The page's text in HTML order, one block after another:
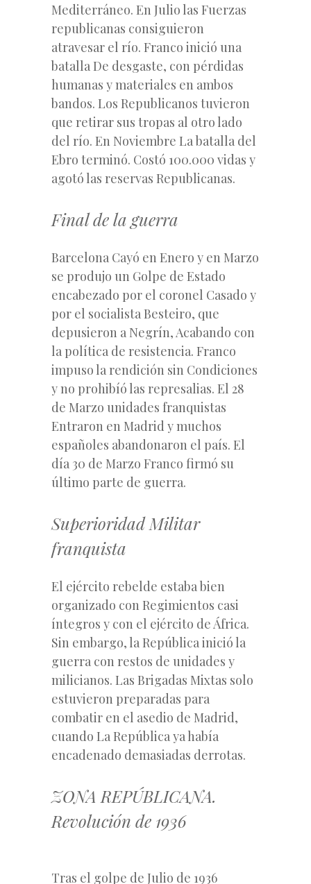
Mediterráneo. En Julio las Fuerzas
republicanas consiguieron
atravesar el río. Franco inició una
batalla De desgaste, con pérdidas
humanas y materiales en ambos
bandos. Los Republicanos tuvieron
que retirar sus tropas al otro lado
del río. En Noviembre La batalla del
Ebro terminó. Costó 100.000 vidas y
agotó las reservas Republicanas.
Final de la guerra
Barcelona Cayó en Enero y en Marzo
se produjo un Golpe de Estado
encabezado por el coronel Casado y
por el socialista Besteiro, que
depusieron a Negrín, Acabando con
la política de resistencia. Franco
impuso la rendición sin Condiciones
y no prohibíó las represalias. El 28
de Marzo unidades franquistas
Entraron en Madrid y muchos
españoles abandonaron el país. El
día 30 de Marzo Franco firmó su
último parte de guerra.
Superioridad Militar
franquista
El ejército rebelde estaba bien
organizado con Regimientos casi
íntegros y con el ejército de África.
Sin embargo, la República inició la
guerra con restos de unidades y
milicianos. Las Brigadas Mixtas solo
estuvieron preparadas para
combatir en el asedio de Madrid,
cuando La República ya había
encadenado demasiadas derrotas.
ZONA REPÚBLICANA.
Revolución de 1936
Tras el golpe de Julio de 1936